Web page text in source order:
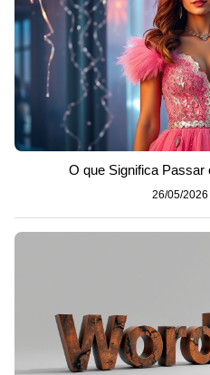
O que Significa Passar
26/05/2026